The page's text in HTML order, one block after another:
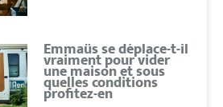
Emmaüs se déplace-t-il
vraiment pour vider
une maison et sous
quelles conditions
profitez-en